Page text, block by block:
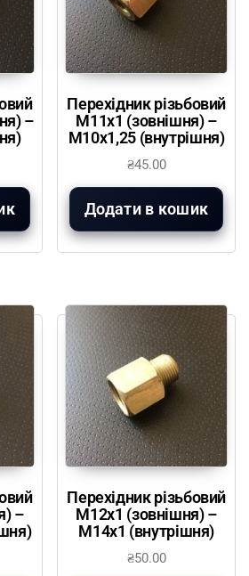
–
Перехідник різьбовий
М11х1 (зовнішня) –
М10х1,25 (внутрішня)
₴45.00
Додати в кошик
–
Перехідник різьбовий
М12х1 (зовнішня) –
М14х1 (внутрішня)
₴50.00